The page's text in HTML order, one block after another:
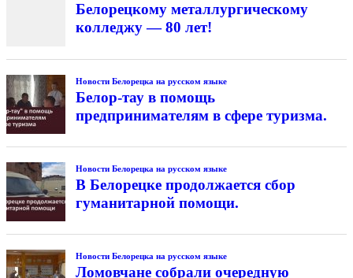
Белорецкому металлургическому
колледжу — 80 лет!
Новости Белорецка на русском языке
Белор-тау в помощь
предпринимателям в сфере туризма.
Новости Белорецка на русском языке
В Белорецке продолжается сбор
гуманитарной помощи.
Новости Белорецка на русском языке
Ломовчане собрали очередную